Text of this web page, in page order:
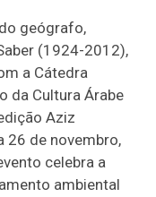
geógrafo,
(1924-2012),
a Cátedra
da Cultura Árabe
Aziz
26 de novembro,
celebra a
ambiental